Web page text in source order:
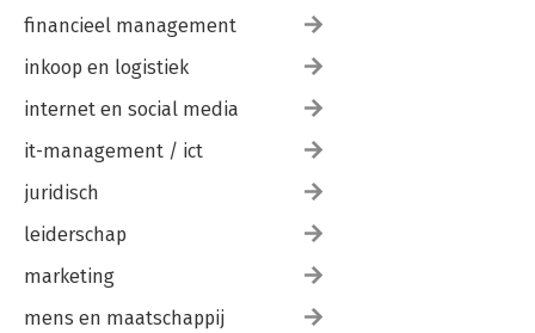
financieel management
inkoop en logistiek
internet en social media
it-management / ict
juridisch
leiderschap
marketing
mens en maatschappij